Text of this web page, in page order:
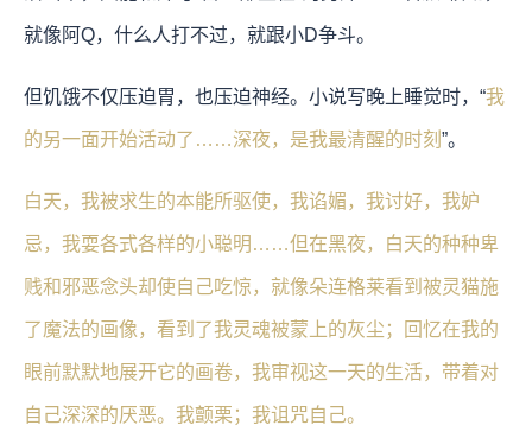
就像阿Q，什么人打不过，就跟小D争斗。
但饥饿不仅压迫胃，也压迫神经。小说写晚上睡觉时，“我
的另一面开始活动了……深夜，是我最清醒的时刻 ”。
白天，我被求生的本能所驱使，我谄媚，我讨好，我妒
忌，我耍各式各样的小聪明……但在黑夜，白天的种种卑
贱和邪恶念头却使自己吃惊，就像朵连格莱看到被灵猫施
了魔法的画像，看到了我灵魂被蒙上的灰尘；回忆在我的
眼前默默地展开它的画卷，我审视这一天的生活，带着对
自己深深的厌恶。我颤栗；我诅咒自己。